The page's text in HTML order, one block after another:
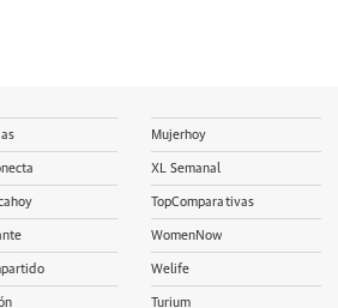
Mujerhoy
XL Semanal
TopComparativas
WomenNow
Welife
Turium